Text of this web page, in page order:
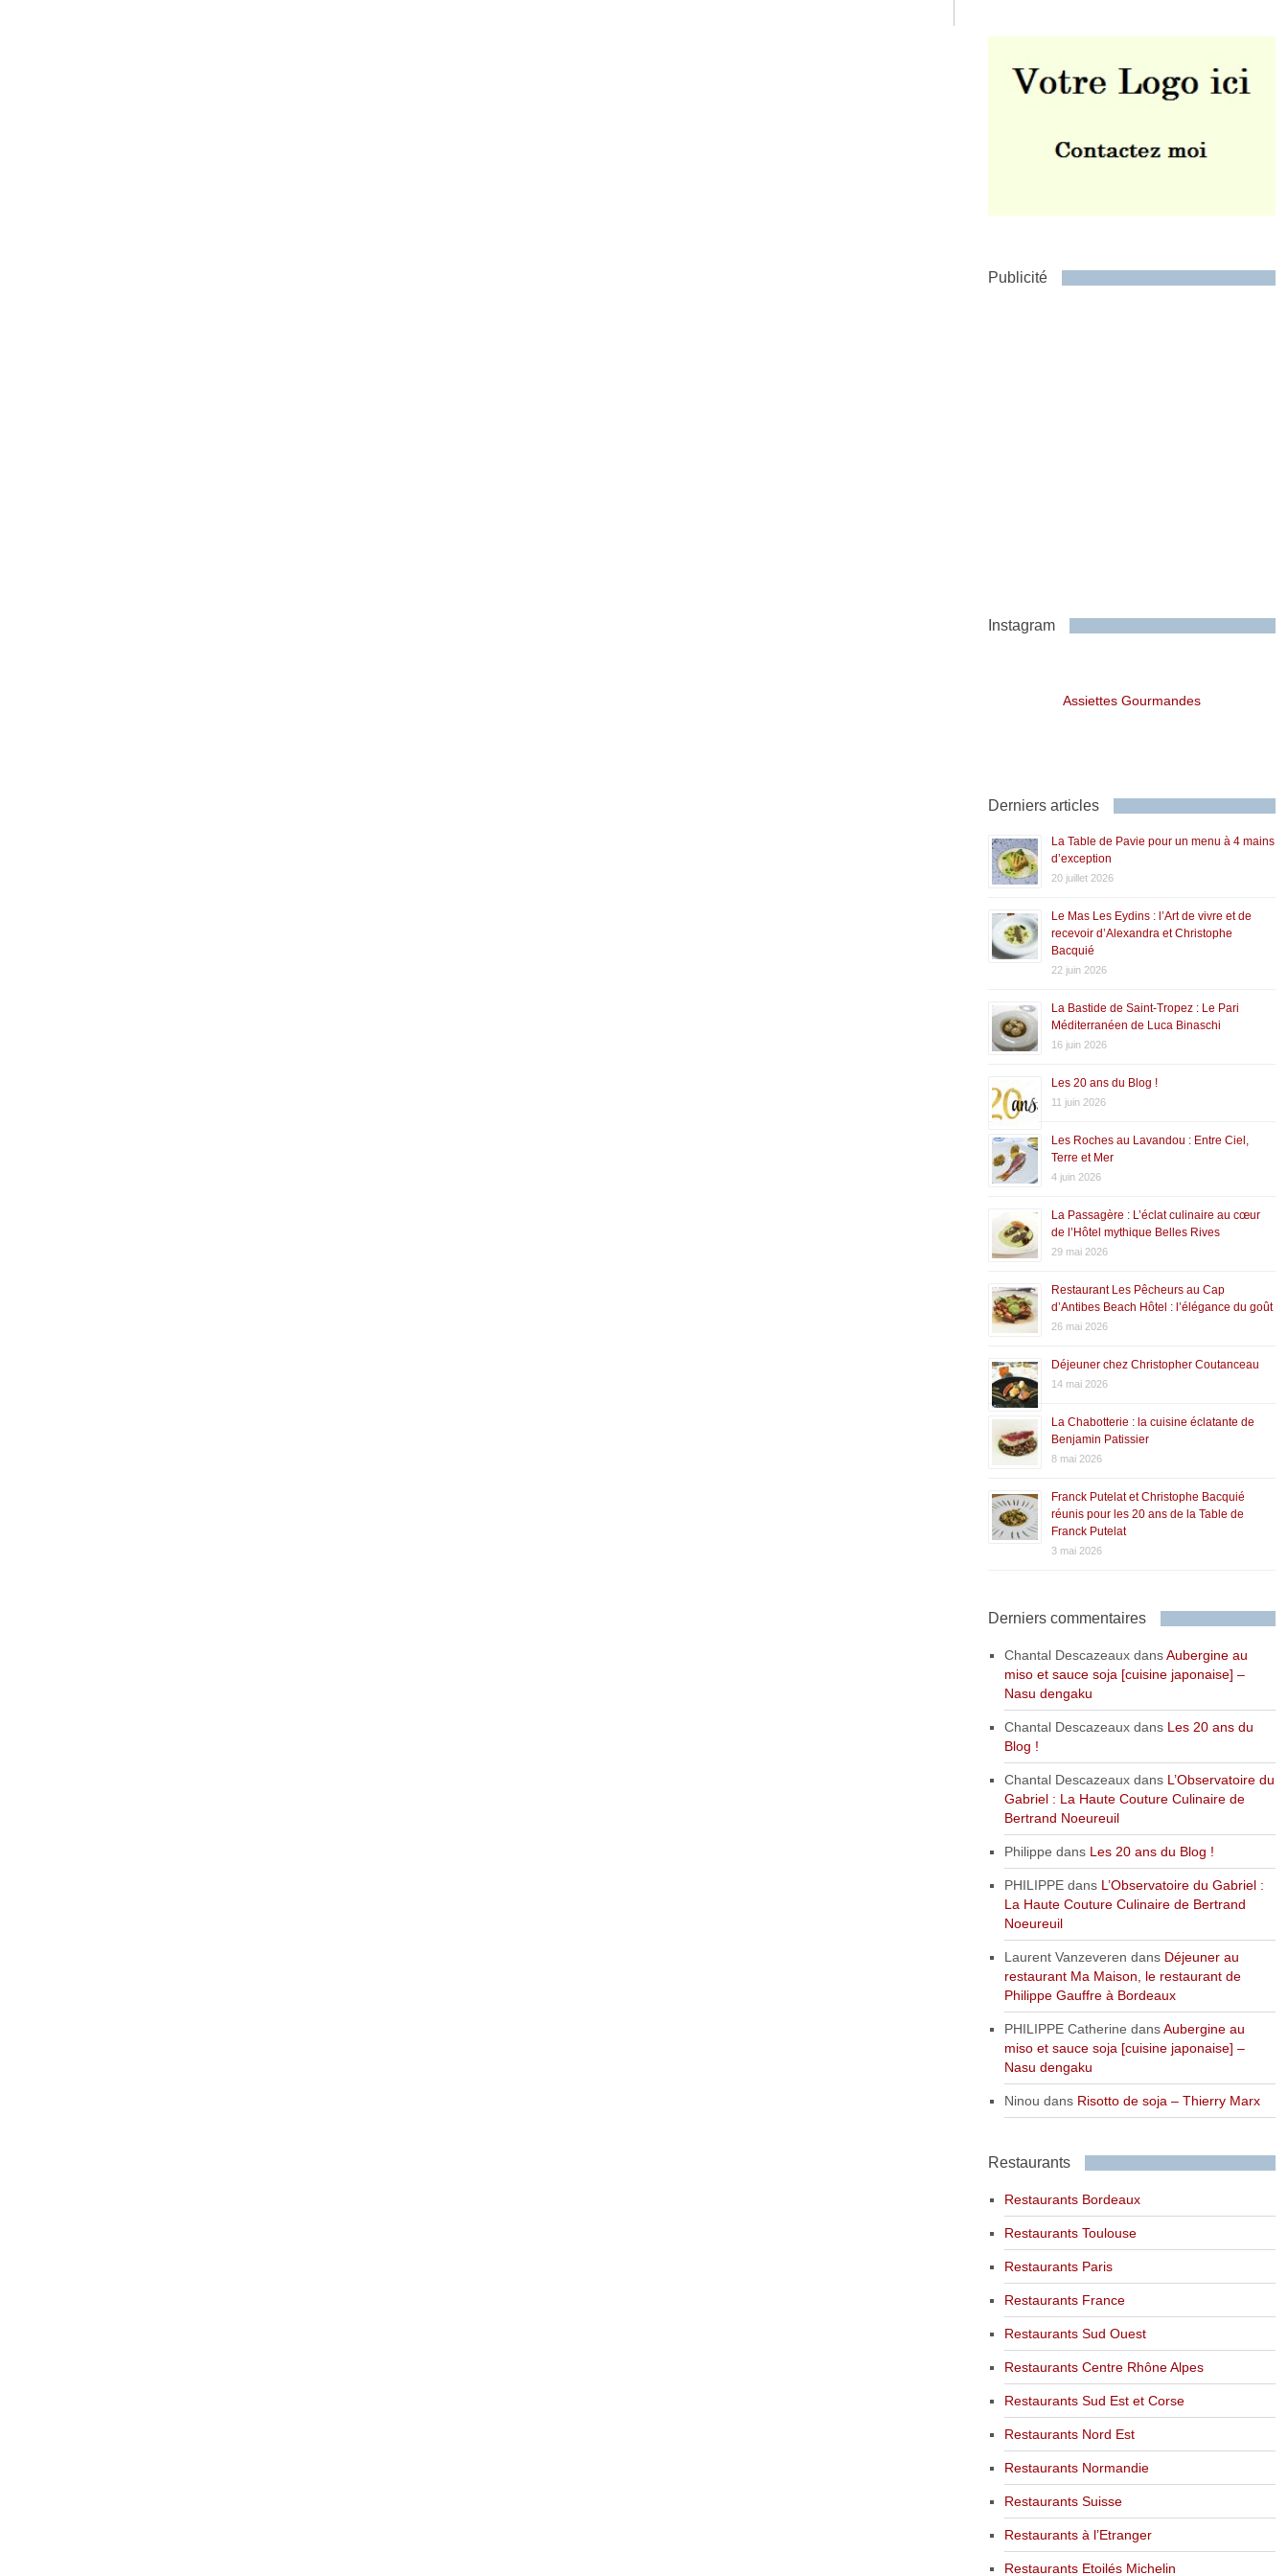
Publicité
Instagram
Assiettes Gourmandes
Derniers articles
La Table de Pavie pour un menu à 4 mains
d’exception
20 juillet 2026
Le Mas Les Eydins : l’Art de vivre et de
recevoir d’Alexandra et Christophe
Bacquié
22 juin 2026
La Bastide de Saint-Tropez : Le Pari
Méditerranéen de Luca Binaschi
16 juin 2026
Les 20 ans du Blog !
11 juin 2026
Les Roches au Lavandou : Entre Ciel,
Terre et Mer
4 juin 2026
La Passagère : L’éclat culinaire au cœur
de l’Hôtel mythique Belles Rives
29 mai 2026
Restaurant Les Pêcheurs au Cap
d’Antibes Beach Hôtel : l’élégance du goût
26 mai 2026
Déjeuner chez Christopher Coutanceau
14 mai 2026
La Chabotterie : la cuisine éclatante de
Benjamin Patissier
8 mai 2026
Franck Putelat et Christophe Bacquié
réunis pour les 20 ans de la Table de
Franck Putelat
3 mai 2026
Derniers commentaires
Chantal DescazeauxdansAubergine au
miso et sauce soja [cuisine japonaise] –
Nasu dengaku
Chantal Descazeauxdans Les 20 ans du
Blog !
Chantal Descazeauxdans L’Observatoire du
Gabriel : La Haute Couture Culinaire de
Bertrand Noeureuil
Philippe dans Les 20 ans du Blog !
PHILIPPEdans L’Observatoire du Gabriel :
La Haute Couture Culinaire de Bertrand
Noeureuil
Laurent Vanzeveren dans Déjeuner au
restaurant Ma Maison, le restaurant de
Philippe Gauffre à Bordeaux
PHILIPPE Catherine dansAubergine au
miso et sauce soja [cuisine japonaise] –
Nasu dengaku
Ninou dans Risotto de soja – Thierry Marx
Restaurants
Restaurants Bordeaux
Restaurants Toulouse
Restaurants Paris
Restaurants France
Restaurants Sud Ouest
Restaurants Centre Rhône Alpes
Restaurants Sud Est et Corse
Restaurants Nord Est
Restaurants Normandie
Restaurants Suisse
Restaurants à l’Etranger
Restaurants Etoilés Michelin